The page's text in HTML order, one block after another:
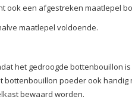
ook een afgestreken maatlepel
maatlepel voldoende.
het gedroogde bottenbouillon
bottenbouillon poeder ook
bewaard worden.